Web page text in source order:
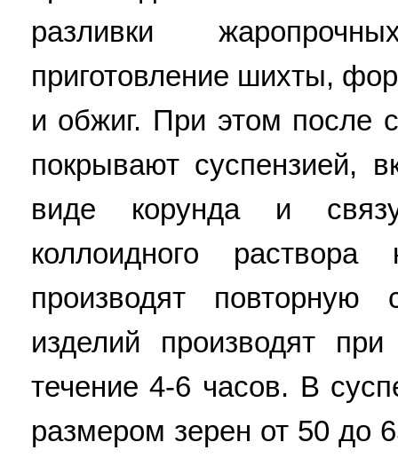
разливки
приготовление шихты,
и обжиг. При этом после
покрывают суспензией,
виде корунда и
коллоидного
производят
изделий производят
течение 4-6 часов. В
размером зерен от 50 до